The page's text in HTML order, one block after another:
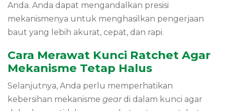
Anda. Anda dapat mengandalkan presisi
mekanismenya untuk menghasilkan pengerjaan
baut yang lebih akurat, cepat, dan rapi.
Cara Merawat Kunci Ratchet Agar
Mekanisme Tetap Halus
Selanjutnya, Anda perlu memperhatikan
kebersihan mekanisme geardi dalam kunci agar